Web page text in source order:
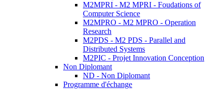
M2MPRI - M2 MPRI - Foudations of
Computer Science
M2MPRO - M2 MPRO - Operation
Research
M2PDS - M2 PDS - Parallel and
Distributed Systems
M2PIC - Projet Innovation Conception
Non Diplomant
ND - Non Diplomant
Programme d'échange